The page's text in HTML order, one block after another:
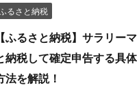
るさと納税
【ふるさと納税】サラリー
納税して確定申告する具
法を解説！